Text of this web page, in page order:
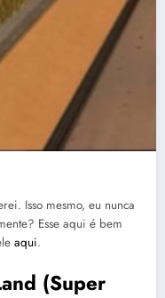
Isso mesmo, eu nunca
Esse aqui é bem
aqui.
(Super